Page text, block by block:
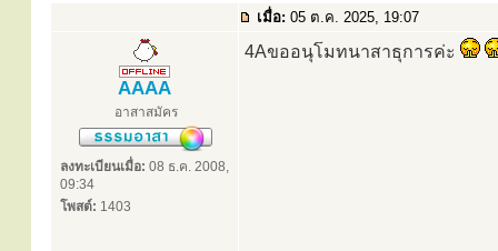
เมื่อ: 05 ต.ค. 2025, 19:07
AAAA
อาสาสมัคร
ลงทะเบียนเมื่อ: 08 ธ.ค. 2008,
09:34
โพสต์: 1403
4Aขออนุโมทนาสาธุการค่ะ